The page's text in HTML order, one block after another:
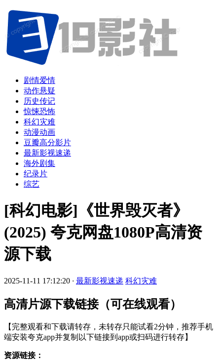
剧情爱情
动作悬疑
历史传记
惊悚恐怖
科幻灾难
动漫动画
豆瓣高分影片
最新影视速递
海外剧集
纪录片
综艺
[科幻电影]《世界毁灭者》
(2025) 夸克网盘1080P高清资
源下载
2025-11-11 17:12:20 · 最新影视速递 科幻灾难
高清片源下载链接（可在线观看）
【完整观看和下载请转存，未转存只能试看2分钟，推荐手机
端安装夸克app并复制以下链接到app或扫码进行转存】
资源链接：